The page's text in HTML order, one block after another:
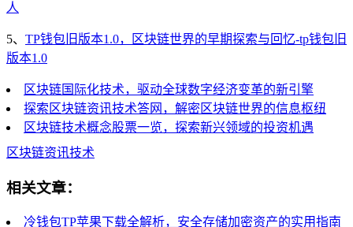
人
5、 TP钱包旧版本1.0，区块链世界的早期探索与回忆-tp钱包旧
版本1.0
区块链国际化技术，驱动全球数字经济变革的新引擎
探索区块链资讯技术答网，解密区块链世界的信息枢纽
区块链技术概念股票一览，探索新兴领域的投资机遇
区块链资讯技术
相关文章：
冷钱包TP苹果下载全解析，安全存储加密资产的实用指南